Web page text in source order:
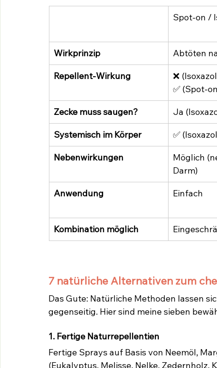
Spot-on /
Wirkprinzip Abtöten
Repellent-Wirkung
❌
✅ (Spot-
Zecke muss saugen? Ja
Systemisch im Körper ✅
Nebenwirkungen
Möglich
Darm)
Anwendung Einfach
Kombination möglich
7 natürliche Alternativen zum
Das Gute: Natürliche Methoden lassen
gegenseitig. Hier sind meine sieben
1. Fertige Naturrepellentien
Fertige Sprays auf Basis von Neemöl,
(Eukalyptus, Melisse, Nelke,